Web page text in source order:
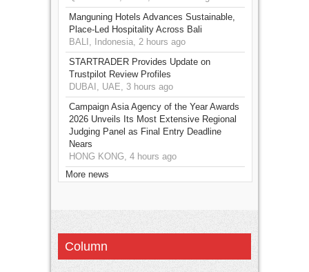
Manguning Hotels Advances Sustainable,
Place-Led Hospitality Across Bali
BALI, Indonesia, 2 hours ago
STARTRADER Provides Update on
Trustpilot Review Profiles
DUBAI, UAE, 3 hours ago
Campaign Asia Agency of the Year Awards
2026 Unveils Its Most Extensive Regional
Judging Panel as Final Entry Deadline
Nears
HONG KONG, 4 hours ago
More news
Column